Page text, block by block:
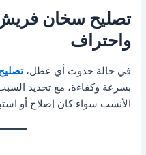
تصليح سخان
واحتراف
في حالة حدوث أي عطل،
بسرعة وكفاءة، مع تحديد
الأنسب سواء كان إصلاح أو